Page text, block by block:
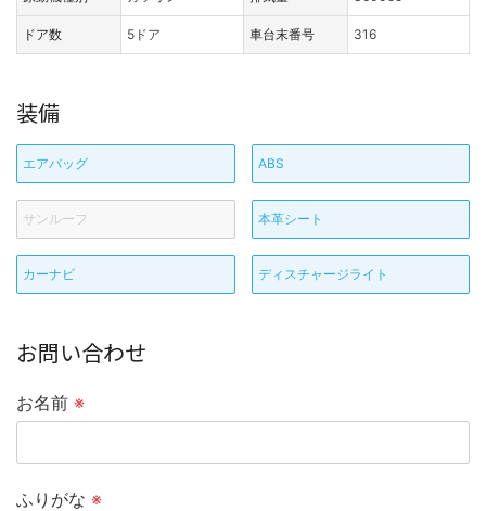
ドア数 5ドア 車台末番号 316
装備
エアバッグ ABS
サンルーフ 本革シート
カーナビ ディスチャージライト
お問い合わせ
お名前 ※
ふりがな ※